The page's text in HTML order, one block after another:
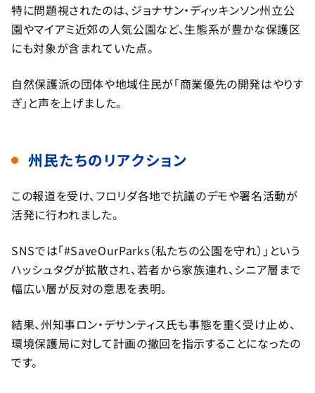
特に問題視されたのは、ジョナサン・ディッキンソン州立公
園やマイアミ近郊の人気公園など、生態系が豊かな保護区
にも対象が含まれていた点。
自然保護派の団体や地域住民が「商業優先の開発はやりす
ぎ」と声を上げました。
州民たちのリアクション
この報道を受け、フロリダ各地で抗議のデモや署名活動が
活発に行われました。
SNSでは「#SaveOurParks（私たちの公園を守れ）」という
ハッシュタグが拡散され、若者から家族連れ、シニア層まで
幅広い層が反対の意思を表明。
結果、州知事ロン・デサンティス氏も事態を重く受け止め、
環境保護局に対して計画の撤回を指示することになったの
です。